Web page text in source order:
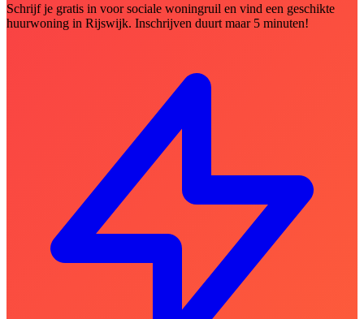
Schrijf je gratis in voor sociale woningruil en vind een geschikte
huurwoning in Rijswijk. Inschrijven duurt maar 5 minuten!